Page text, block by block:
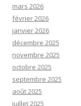
mars 2026
février 2026
janvier 2026
décembre 2025
novembre 2025
octobre 2025
septembre 2025
août 2025
juillet 2025